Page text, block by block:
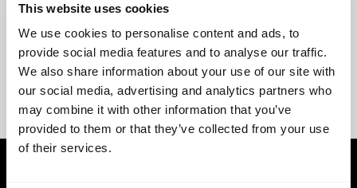
This website uses cookies
We use cookies to personalise content and ads, to
provide social media features and to analyse our traffic.
We also share information about your use of our site with
our social media, advertising and analytics partners who
may combine it with other information that you’ve
provided to them or that they’ve collected from your use
of their services.